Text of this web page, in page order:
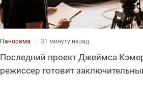
Панорама 31 минуту назад
Последний проект Джеймса
режиссер готовит